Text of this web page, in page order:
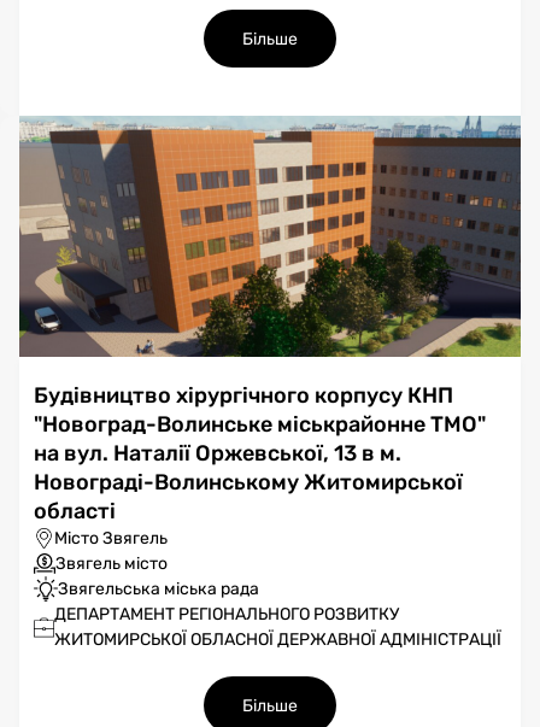
Більше
Будівництво хірургічного корпусу КНП
"Новоград-Волинське міськрайонне ТМО"
на вул. Наталії Оржевської, 13 в м.
Новограді-Волинському Житомирської
області
Місто Звягель
Звягель місто
Звягельська міська рада
ДЕПАРТАМЕНТ РЕГІОНАЛЬНОГО РОЗВИТКУ
ЖИТОМИРСЬКОЇ ОБЛАСНОЇ ДЕРЖАВНОЇ АДМІНІСТРАЦІЇ
Більше